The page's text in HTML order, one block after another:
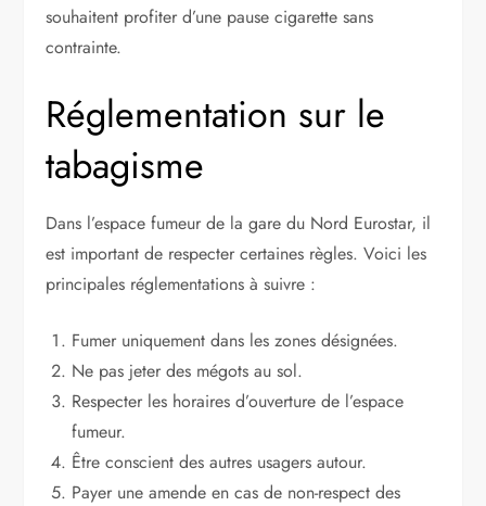
souhaitent profiter d’une pause cigarette sans
contrainte.
Réglementation sur le
tabagisme
Dans l’espace fumeur de la gare du Nord Eurostar, il
est important de respecter certaines règles. Voici les
principales réglementations à suivre :
Fumer uniquement dans les zones désignées.
Ne pas jeter des mégots au sol.
Respecter les horaires d’ouverture de l’espace
fumeur.
Être conscient des autres usagers autour.
Payer une amende en cas de non-respect des